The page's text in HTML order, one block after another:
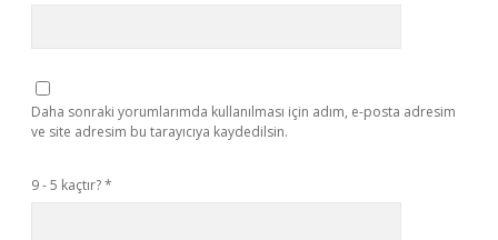
Daha sonraki yorumlarımda kullanılması için adım, e-posta adresim
ve site adresim bu tarayıcıya kaydedilsin.
9 - 5 kaçtır?*